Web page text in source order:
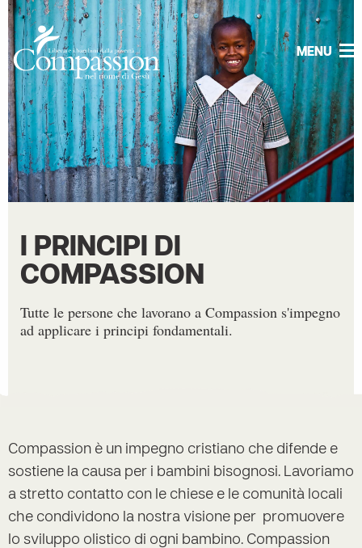
MENU
I PRINCIPI DI
COMPASSION
Tutte le persone che lavorano a Compassion s'impegno
ad applicare i principi fondamentali.
Compassion è un impegno cristiano che difende e
sostiene la causa per i bambini bisognosi. Lavoriamo
a stretto contatto con le chiese e le comunità locali
che condividono la nostra visione per promuovere
lo sviluppo olistico di ogni bambino. Compassion